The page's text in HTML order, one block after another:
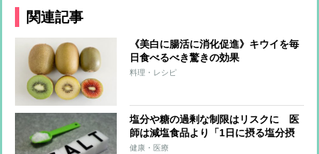
関連記事
《美白に腸活に消化促進》キウイを毎
日食べるべき驚きの効果
料理・レシピ
塩分や糖の過剰な制限はリスクに 医
師は減塩食品より「1日に摂る塩分摂
取量の把握・管理」をすすめる
健康・医療